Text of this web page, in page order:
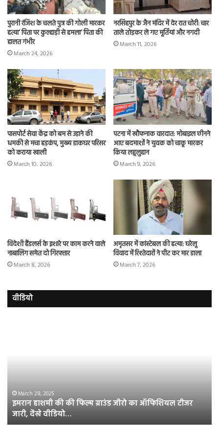
पुरानी रंजिश के चलते पुत्र की गोली मारकर
हत्या’ पिता पर कुल्हाड़ी से हमला’ पिता की
हालत गंभीर
March 24, 2026
नरसिंहपुर के जैन मंदिर में देर रात चोरी: चार
ताले तोड़कर ले गए मूर्तियां और नगदी
March 11, 2026
पासपोर्ट सेवा केंद्र को बम से उड़ाने की
धमकी से मचा हड़कंप, मुख्य डाकघर परिसर
को कराया खाली
March 10, 2026
पटना में खौफनाक वारदात: मोबाइल छीनने
आए बदमाशों ने युवक को चाकू मारकर
किया लहूलुहान
March 9, 2026
विदेशी हैंडलर्स के इशारे पर काम करने वाले
नाबालिग समेत दो गिरफ्तार
March 8, 2026
अमृतसर में कांस्टेबल की हत्या: घरेलू
विवाद में रिश्तेदारों ने पीट कर मार डाला
March 7, 2026
वीडियो
का
ऑफिशियल
टीजर
जारी,
March 28, 2025
इमरान हाशमी की की फिल्म ग्राउंड जीरो का ऑफिशियल टीजर
जारी, देंखे वीडियो…